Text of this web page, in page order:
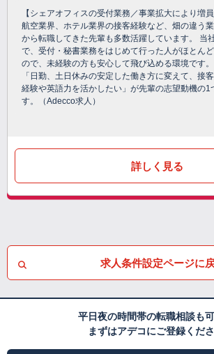
【シェアオフィスの受付業務／事業拡大により増員
航空業界、ホテル業界の接客経験など、畑の違う
から転職してきた先輩も多数活躍しています。 当
で、受付・秘書業務をはじめて行った人がほとん
ので、未経験の方も安心して飛び込める環境です。
「日勤、土日休みの安定した働き方に変えて、接
経験や英語力を活かしたい」が先輩の志望動機の1
す。（Adecco求人）
詳しく見る
求人条件設定ページに
平日夜の時間帯の転職相談も可
まずはアデコにご登録くだ